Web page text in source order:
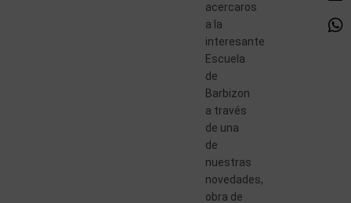
acercaros
a la
interesante
Escuela
de
Barbizon
a través
de una
de
nuestras
novedades,
obra de